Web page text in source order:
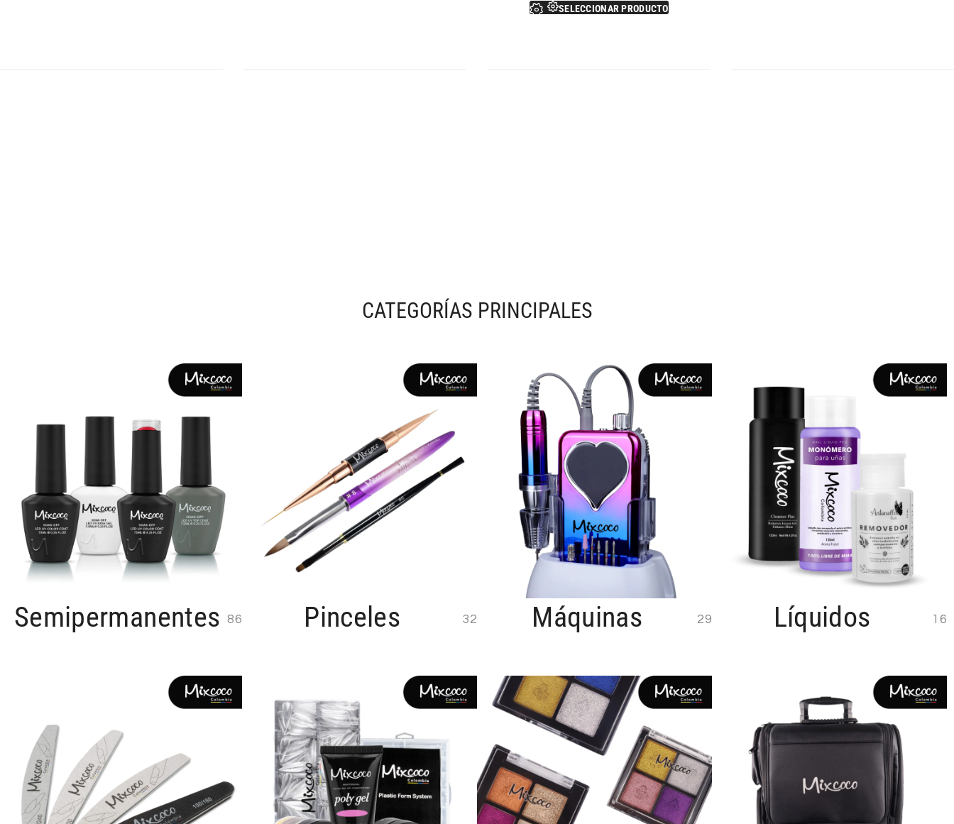
SELECCIONAR PRODUCTO
CATEGORÍAS PRINCIPALES
Semipermanentes 86 Pinceles 32 Máquinas 29 Líquidos 16